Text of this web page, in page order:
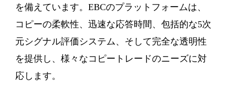
を備えています。EBCのプラットフォームは、
コピーの柔軟性、迅速な応答時間、包括的な5次
元シグナル評価システム、そして完全な透明性
を提供し、様々なコピートレードのニーズに対
応します。